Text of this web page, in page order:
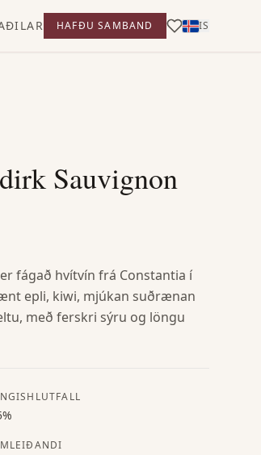
HAFÐU SAMBAND IS
Sauvignon
fágað hvítvín frá Constantia í
epli, kiwi, mjúkan suðrænan
með ferskri sýru og löngu